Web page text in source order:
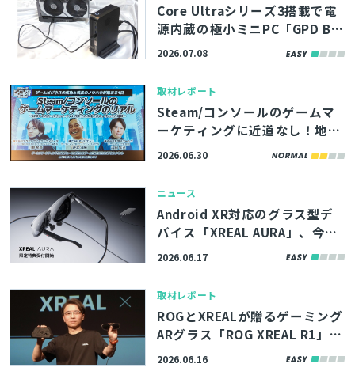
Core Ultraシリーズ3搭載で電
源内蔵の極小ミニPC「GPD BO
X」＆約1.6kgの軽量eGPUドッ
8i対応で高速通信を実現
2026.07.08
取材レポート
Steam/コンソールのゲームマ
ーケティングに近道なし！地道
な手法や海外向け施策も紹介さ
2026.06.30
ニュース
Android XR対応のグラス型デ
バイス「XREAL AURA」、今年
秋に発売予定。Unityでのサポ
2026.06.17
取材レポート
ROGとXREALが贈るゲーミング
ARグラス「ROG XREAL R1」予
約販売スタート！世界初の240
2026.06.16